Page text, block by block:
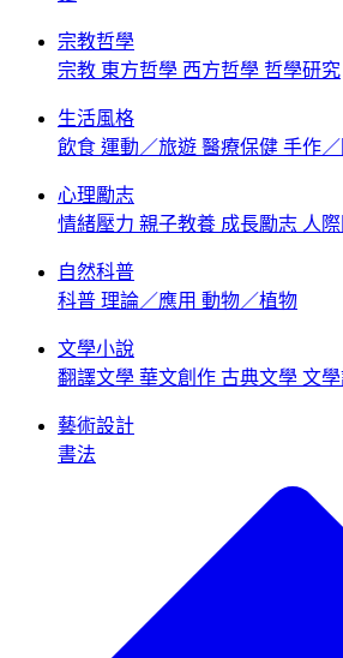
宗教哲學
宗教 東方哲學 西方哲學 哲學研究
生活風格
飲食 運動／旅遊 醫療保健 手作
心理勵志
情緒壓力 親子教養 成長勵志 人
自然科普
科普 理論／應用 動物／植物
文學小說
翻譯文學 華文創作 古典文學 文
藝術設計
書法